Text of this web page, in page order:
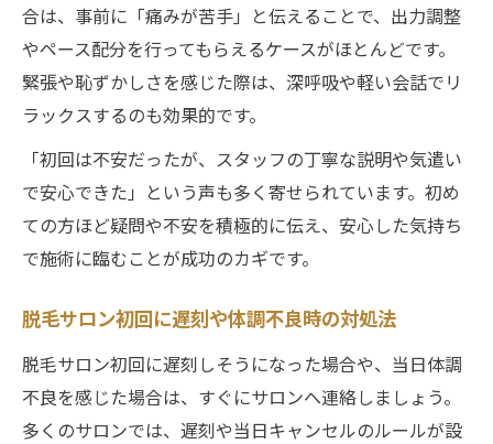
合は、事前に「痛みが苦手」と伝えることで、出力調整
やペース配分を行ってもらえるケースがほとんどです。
緊張や恥ずかしさを感じた際は、深呼吸や軽い会話でリ
ラックスするのも効果的です。
「初回は不安だったが、スタッフの丁寧な説明や気遣い
で安心できた」という声も多く寄せられています。初め
ての方ほど疑問や不安を積極的に伝え、安心した気持ち
で施術に臨むことが成功のカギです。
脱毛サロン初回に遅刻や体調不良時の対処法
脱毛サロン初回に遅刻しそうになった場合や、当日体調
不良を感じた場合は、すぐにサロンへ連絡しましょう。
多くのサロンでは、遅刻や当日キャンセルのルールが設